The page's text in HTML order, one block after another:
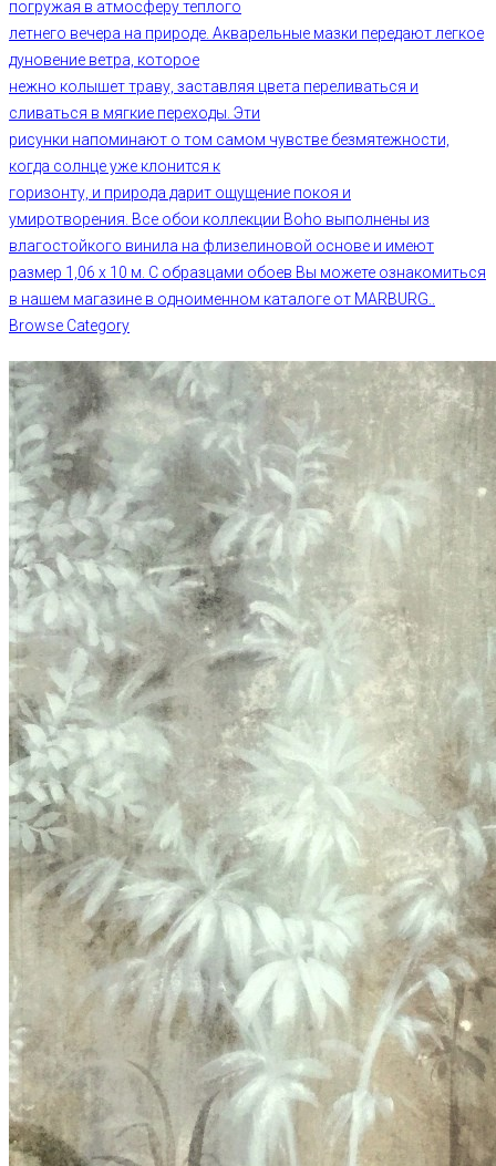
погружая в атмосферу теплого
летнего вечера на природе. Акварельные мазки передают легкое
дуновение ветра, которое
нежно колышет траву, заставляя цвета переливаться и
сливаться в мягкие переходы. Эти
рисунки напоминают о том самом чувстве безмятежности,
когда солнце уже клонится к
горизонту, и природа дарит ощущение покоя и
умиротворения. Все обои коллекции Boho выполнены из
влагостойкого винила на флизелиновой основе и имеют
размер 1,06 х 10 м. С образцами обоев Вы можете ознакомиться
в нашем магазине в одноименном каталоге от MARBURG..
Browse Category